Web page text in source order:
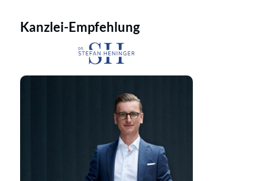
Kanzlei-Empfehlung